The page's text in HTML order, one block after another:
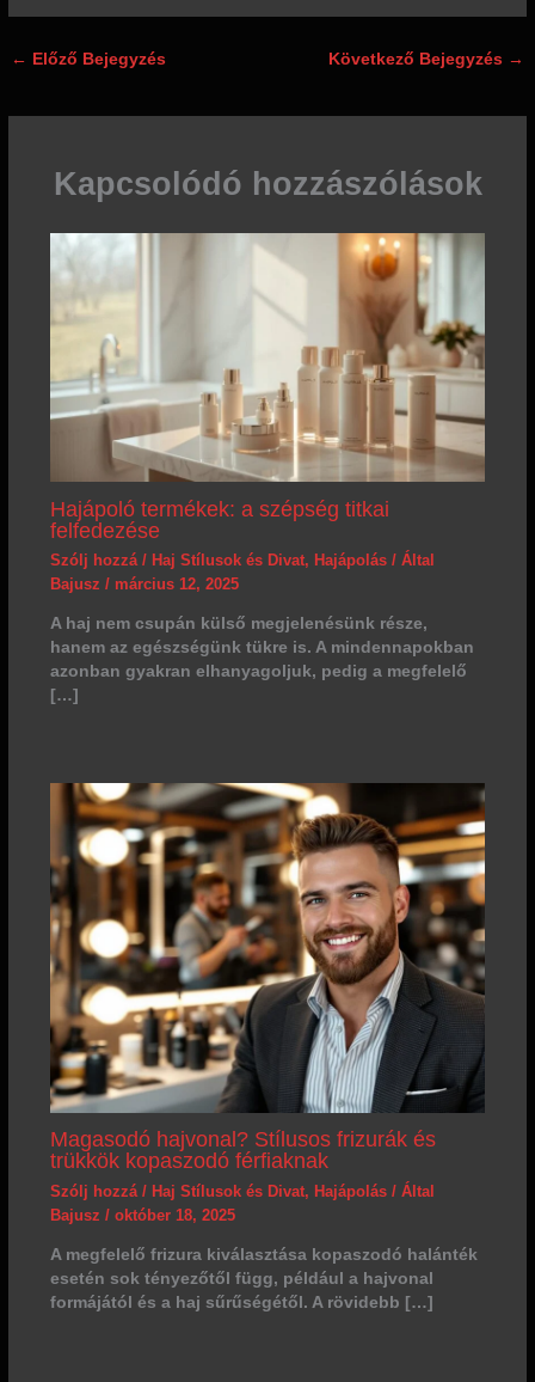
← Előző Bejegyzés Következő Bejegyzés →
Kapcsolódó hozzászólások
Hajápoló termékek: a szépség titkai
felfedezése
Szólj hozzá / Haj Stílusok és Divat, Hajápolás/ Által
Bajusz / március 12, 2025
A haj nem csupán külső megjelenésünk része,
hanem az egészségünk tükre is. A mindennapokban
azonban gyakran elhanyagoljuk, pedig a megfelelő
[…]
Magasodó hajvonal? Stílusos frizurák és
trükkök kopaszodó férfiaknak
Szólj hozzá / Haj Stílusok és Divat, Hajápolás/ Által
Bajusz / október 18, 2025
A megfelelő frizura kiválasztása kopaszodó halánték
esetén sok tényezőtől függ, például a hajvonal
formájától és a haj sűrűségétől. A rövidebb […]